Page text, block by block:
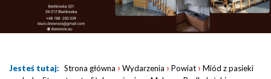
Jesteś tutaj: Strona główna › Wydarzenia › Powiat › Miód z pasieki